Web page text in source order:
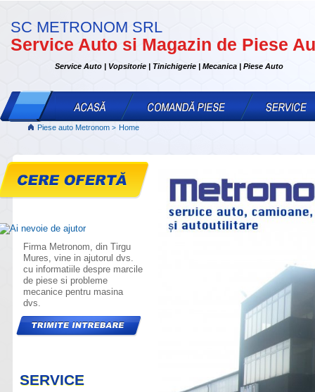
SC METRONOM SRL
Service Auto si Magazin de Piese
Service Auto | Vopsitorie | Tinichigerie | Mecanica | Piese Auto
Piese auto Metronom > Home
Firma Metronom, din Tirgu
Mures, vine in ajutorul dvs.
cu informatiile despre marcile
de piese si probleme
mecanice pentru masina
dvs.
SERVICE